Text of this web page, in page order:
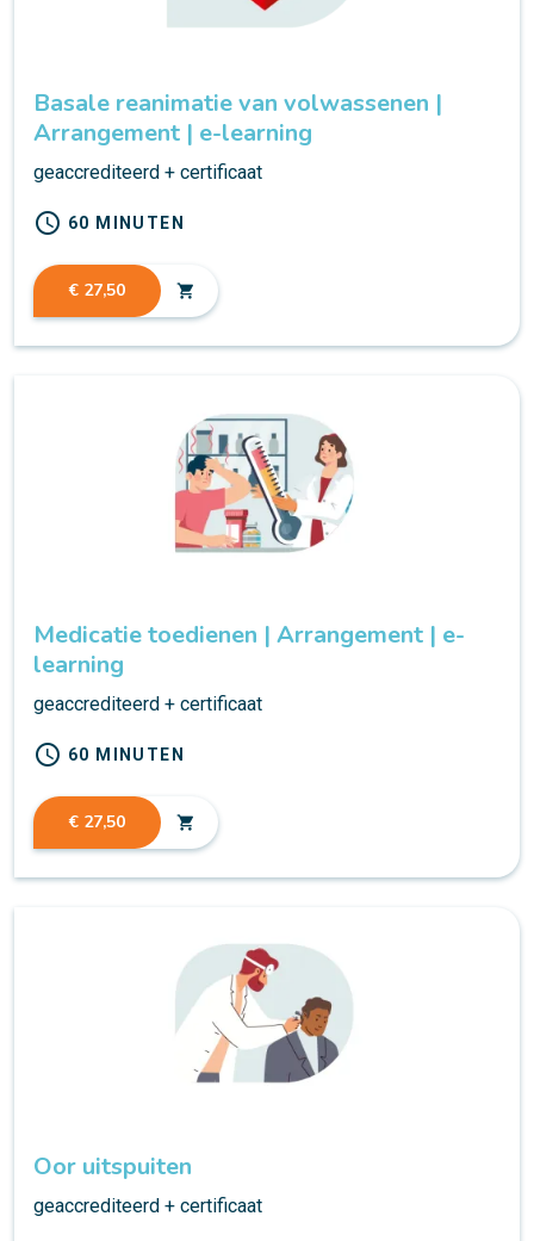
Basale reanimatie van volwassenen |
Arrangement | e-learning
geaccrediteerd + certificaat
schedule 60 MINUTEN
€ 27,50 shopping_cart
Medicatie toedienen | Arrangement | e-
learning
geaccrediteerd + certificaat
schedule 60 MINUTEN
€ 27,50 shopping_cart
Oor uitspuiten
geaccrediteerd + certificaat